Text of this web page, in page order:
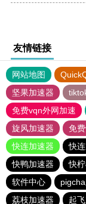
友情链接
网站地图
坚果加速器
免费vqn外网加速
旋风加速器
免
快连加速器
快
快鸭加速器
快
软件中心
荔枝加速器
起